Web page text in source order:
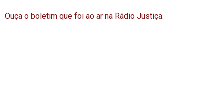
Ouça o boletim que foi ao ar na Rádio Justiça.